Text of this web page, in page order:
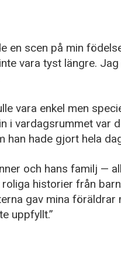
en scen på min
vara tyst längre.
vara enkel men
i vardagsrummet var
han hade gjort hela
och hans familj —
historier från
gav mina föräldrar
uppfyllt.”